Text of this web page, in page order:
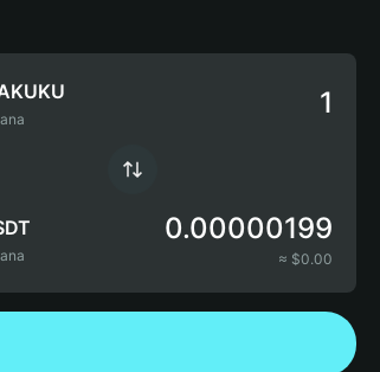
0.00000199
≈ $0.00